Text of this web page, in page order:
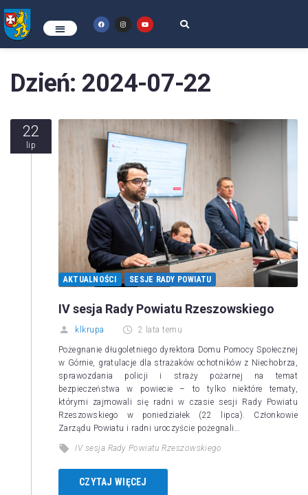
Dzień: 2024-07-22
22
lip
AKTUALNOŚCI SESJE RADY POWIATU
IV sesja Rady Powiatu Rzeszowskiego
klkrupa 2 lata temu
Pożegnanie długoletniego dyrektora Domu Pomocy Społecznej
w Górnie, gratulacje dla strażaków ochotników z Niechobrza,
sprawozdania policji i straży pożarnej na temat
bezpieczeństwa w powiecie – to tylko niektóre tematy,
którymi zajmowali się radni w czasie sesji Rady Powiatu
Rzeszowskiego w poniedziałek (22 lipca). Członkowie
Zarządu Powiatu i radni uroczyście pożegnali…
IV sesja Rady Powiatu Rzeszowskiego
CZYTAJ WIĘCEJ